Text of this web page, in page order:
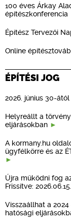
100 éves Árkay
építészkonferencia
Építész Tervezői
Online
ÉPÍTÉSI JOG
2026. június 30-
Helyreállt a
eljárásokban
A kormany.hu
ügyfélkörre és az
Újra működni fog
Frissítve: 2026.06.15.
Visszaállhat a
hatósági